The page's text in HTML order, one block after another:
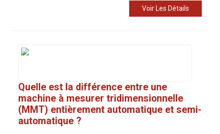
Voir Les Détails
Quelle est la différence entre une
machine à mesurer tridimensionnelle
(MMT) entièrement automatique et semi-
automatique ?